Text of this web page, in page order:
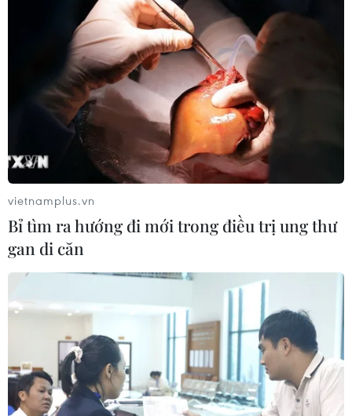
vietnamplus.vn
Bỉ tìm ra hướng đi mới trong điều trị ung thư
gan di căn